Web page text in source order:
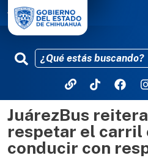
JuárezBus
respetar el carril
conducir con